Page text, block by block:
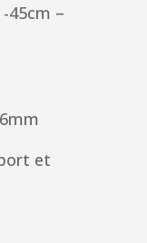
45cm –
et